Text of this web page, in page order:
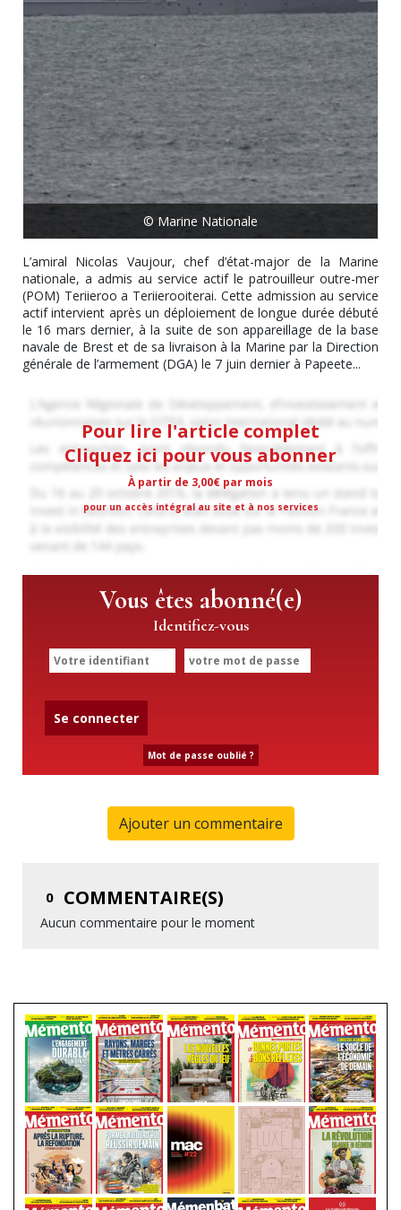
© Marine Nationale
L’amiral Nicolas Vaujour, chef d’état-major de la Marine
nationale, a admis au service actif le patrouilleur outre-mer
(POM) Teriieroo a Teriierooiterai. Cette admission au service
actif intervient après un déploiement de longue durée débuté
le 16 mars dernier, à la suite de son appareillage de la base
navale de Brest et de sa livraison à la Marine par la Direction
générale de l’armement (DGA) le 7 juin dernier à Papeete...
Pour lire l'article complet
Cliquez ici pour vous abonner
À partir de 3,00€ par mois
pour un accès intégral au site et à nos services
Vous êtes abonné(e)
Identifiez-vous
Se connecter
Mot de passe oublié ?
Ajouter un commentaire
0 COMMENTAIRE(S)
Aucun commentaire pour le moment